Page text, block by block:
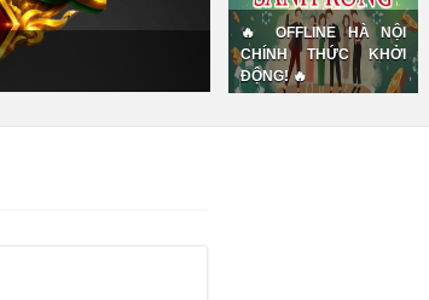
🔥 OFFLINE HÀ NỘI
CHÍNH THỨC KHỞI
ĐỘNG! 🔥